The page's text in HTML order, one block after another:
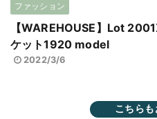
ファッション
【WAREHOUSE】Lot
ケット1920 model
2022/3/6
こちら